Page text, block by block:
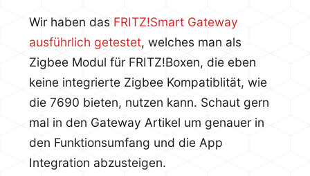
Wir haben das FRITZ!Smart Gateway
ausführlich getestet, welches man als
Zigbee Modul für FRITZ!Boxen, die eben
keine integrierte Zigbee Kompatiblität, wie
die 7690 bieten, nutzen kann. Schaut gern
mal in den Gateway Artikel um genauer in
den Funktionsumfang und die App
Integration abzusteigen.